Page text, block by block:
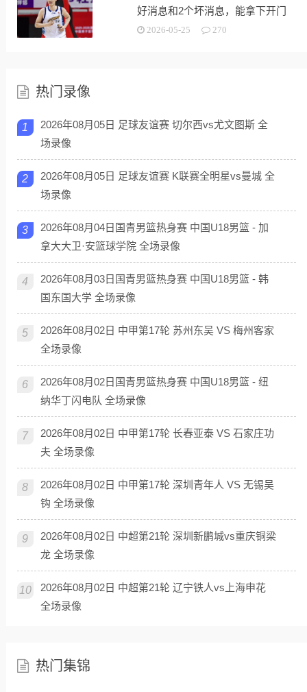
好消息和2个坏消息，能拿下开门
红2026-05-25 270
热门录像
1
2026年08月05日 足球友谊赛 切尔西vs尤文图斯 全
场录像
2
2026年08月05日 足球友谊赛 K联赛全明星vs曼城 全
场录像
3
2026年08月04日国青男篮热身赛 中国U18男篮 - 加
拿大大卫·安篮球学院 全场录像
4
2026年08月03日国青男篮热身赛 中国U18男篮 - 韩
国东国大学 全场录像
5
2026年08月02日 中甲第17轮 苏州东吴 VS 梅州客家
全场录像
6
2026年08月02日国青男篮热身赛 中国U18男篮 - 纽
纳华丁闪电队 全场录像
7
2026年08月02日 中甲第17轮 长春亚泰 VS 石家庄功
夫 全场录像
8
2026年08月02日 中甲第17轮 深圳青年人 VS 无锡吴
钩 全场录像
9
2026年08月02日 中超第21轮 深圳新鹏城vs重庆铜梁
龙 全场录像
10
2026年08月02日 中超第21轮 辽宁铁人vs上海申花
全场录像
热门集锦